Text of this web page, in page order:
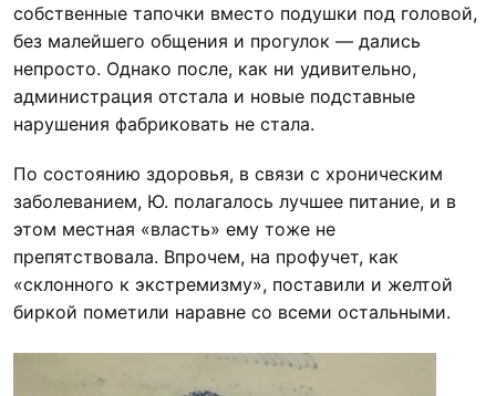
собственные тапочки вместо подушки под головой,
без малейшего общения и прогулок — дались
непросто. Однако после, как ни удивительно,
администрация отстала и новые подставные
нарушения фабриковать не стала.
По состоянию здоровья, в связи с хроническим
заболеванием, Ю. полагалось лучшее питание, и в
этом местная «власть» ему тоже не
препятствовала. Впрочем, на профучет, как
«склонного к экстремизму», поставили и желтой
биркой пометили наравне со всеми остальными.